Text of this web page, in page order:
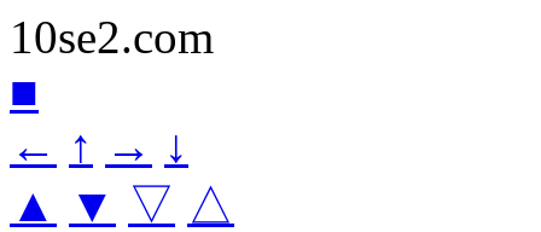
10se2.com
■
← ↑ → ↓
▲
▼ ▽ △